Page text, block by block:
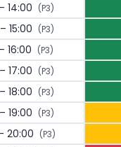
14:00 (P3)
15:00 (P3)
16:00 (P3)
17:00 (P3)
18:00 (P3)
19:00 (P3)
20:00 (P3)